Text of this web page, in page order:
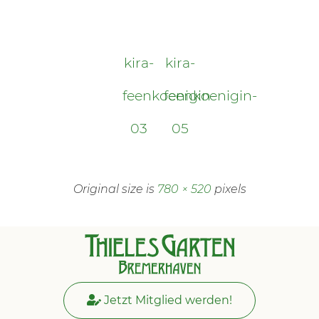
kira-
feenkoenigin-
03
kira-
feenkoenigin-
05
Original size is 780 × 520 pixels
Jetzt Mitglied werden!